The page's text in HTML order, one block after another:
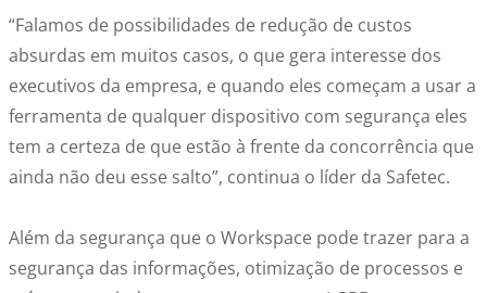
“Falamos de possibilidades de redução de custos
absurdas em muitos casos, o que gera interesse dos
executivos da empresa, e quando eles começam a usar a
ferramenta de qualquer dispositivo com segurança eles
tem a certeza de que estão à frente da concorrência que
ainda não deu esse salto”, continua o líder da Safetec.
Além da segurança que o Workspace pode trazer para a
segurança das informações, otimização de processos e